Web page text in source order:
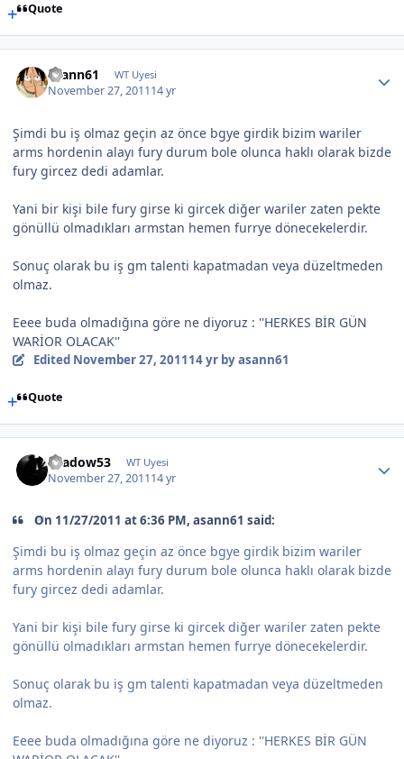
Quote
asann61 WT Uyesi
November 27, 201114 yr
Şimdi bu iş olmaz geçin az önce bgye girdik bizim wariler
arms hordenin alayı fury durum bole olunca haklı olarak bizde
fury gircez dedi adamlar.
Yani bir kişi bile fury girse ki gircek diğer wariler zaten pekte
gönüllü olmadıkları armstan hemen furrye dönecekelerdir.
Sonuç olarak bu iş gm talenti kapatmadan veya düzeltmeden
olmaz.
Eeee buda olmadığına göre ne diyoruz : ''HERKES BİR GÜN
WARİOR OLACAK''
Edited November 27, 201114 yrby asann61
Quote
shadow53 WT Uyesi
November 27, 201114 yr
On 11/27/2011 at 6:36 PM, asann61 said:
Şimdi bu iş olmaz geçin az önce bgye girdik bizim wariler
arms hordenin alayı fury durum bole olunca haklı olarak bizde
fury gircez dedi adamlar.
Yani bir kişi bile fury girse ki gircek diğer wariler zaten pekte
gönüllü olmadıkları armstan hemen furrye dönecekelerdir.
Sonuç olarak bu iş gm talenti kapatmadan veya düzeltmeden
olmaz.
Eeee buda olmadığına göre ne diyoruz : ''HERKES BİR GÜN